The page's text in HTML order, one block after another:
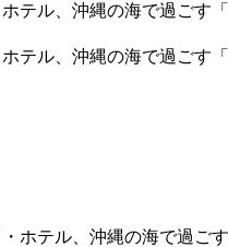
テル、沖縄の海で過ごす
テル、沖縄の海で過ごす